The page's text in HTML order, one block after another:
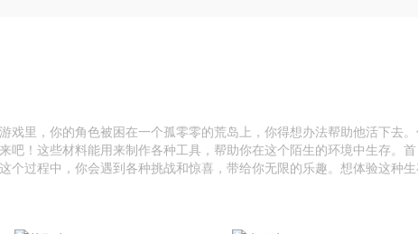
戏里，你的角色被困在一个孤零零的荒岛上，你得想办法帮助他活下去
吧！这些材料能用来制作各种工具，帮助你在这个陌生的环境中生存。首
个过程中，你会遇到各种挑战和惊喜，带给你无限的乐趣。想体验这种